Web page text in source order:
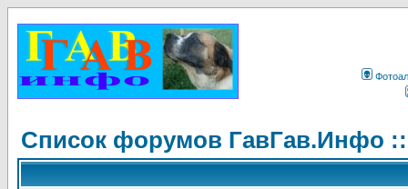
Список форумов ГавГав.Инфо